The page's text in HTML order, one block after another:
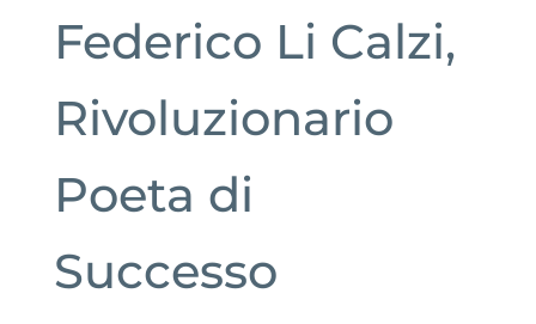
Federico Li Calzi,
Rivoluzionario
Poeta di
Successo